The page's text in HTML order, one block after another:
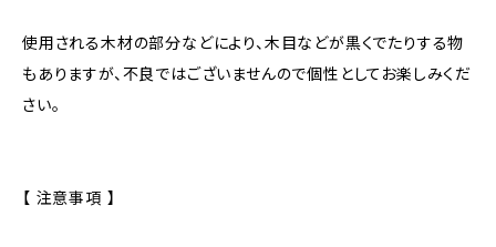
使用される木材の部分などにより、木目などが黒くでたりする物
もありますが、不良ではございませんので個性としてお楽しみくだ
さい。
【 注意事項 】